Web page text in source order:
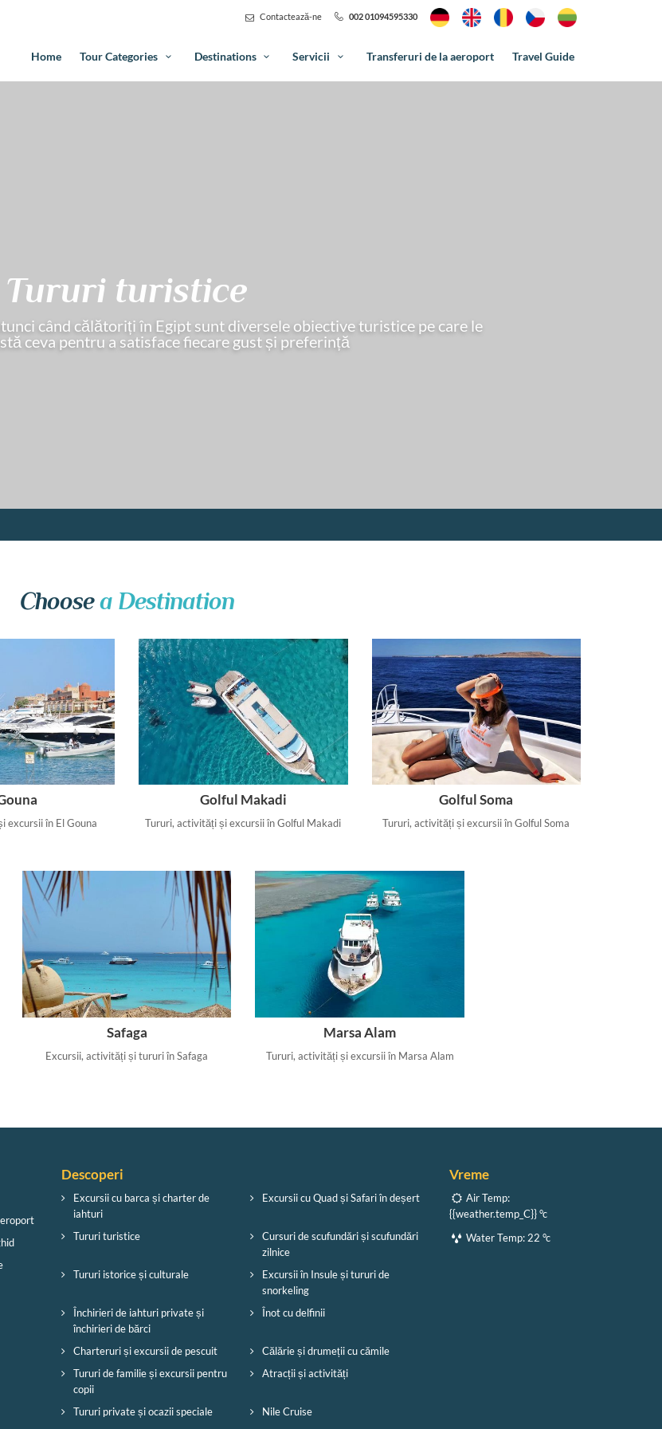
Contactează-ne 002 01094595330
Home Tour Categories Destinations Servicii Transferuri de la aeroport Travel Guide
Tururi turistice
când călătoriți în Egipt sunt diversele obiective turistice pe care le
ceva pentru a satisface fiecare gust și preferință
Choosea Destination
excursii în El Gouna
Golful Makadi
Tururi, activități și excursii în Golful Makadi
Golful Soma
Tururi, activități și excursii în Golful Soma
Safaga
Excursii, activități și tururi în Safaga
Marsa Alam
Tururi, activități și excursii în Marsa Alam
Descoperi
Excursii cu barca și charter de
iahturi
Excursii cu Quad și Safari în deșert
Tururi turistice
Cursuri de scufundări și scufundări
zilnice
Tururi istorice și culturale
Excursii în Insule și tururi de
snorkeling
Închirieri de iahturi private și
închirieri de bărci
Înot cu delfinii
Charteruri și excursii de pescuit
Călărie și drumeții cu cămile
Tururi de familie și excursii pentru
copii
Atracții și activități
Tururi private și ocazii speciale Nile Cruise
Vreme
Air Temp:
{{weather.temp_C}} °c
Water Temp: 22 °c